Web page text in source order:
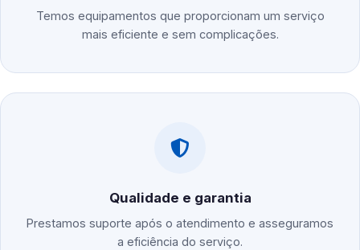
Temos equipamentos que proporcionam um serviço
mais eficiente e sem complicações.
Qualidade e garantia
Prestamos suporte após o atendimento e asseguramos
a eficiência do serviço.